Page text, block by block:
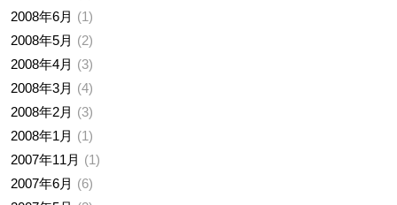
2008年6月
1
2008年5月
2
2008年4月
3
2008年3月
4
2008年2月
3
2008年1月
1
2007年11月
1
2007年6月
6